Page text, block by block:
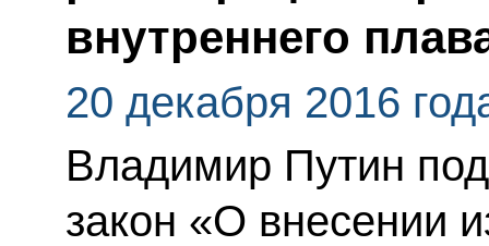
внутреннего
20 декабря 2016
Владимир Путин
закон «О внесении